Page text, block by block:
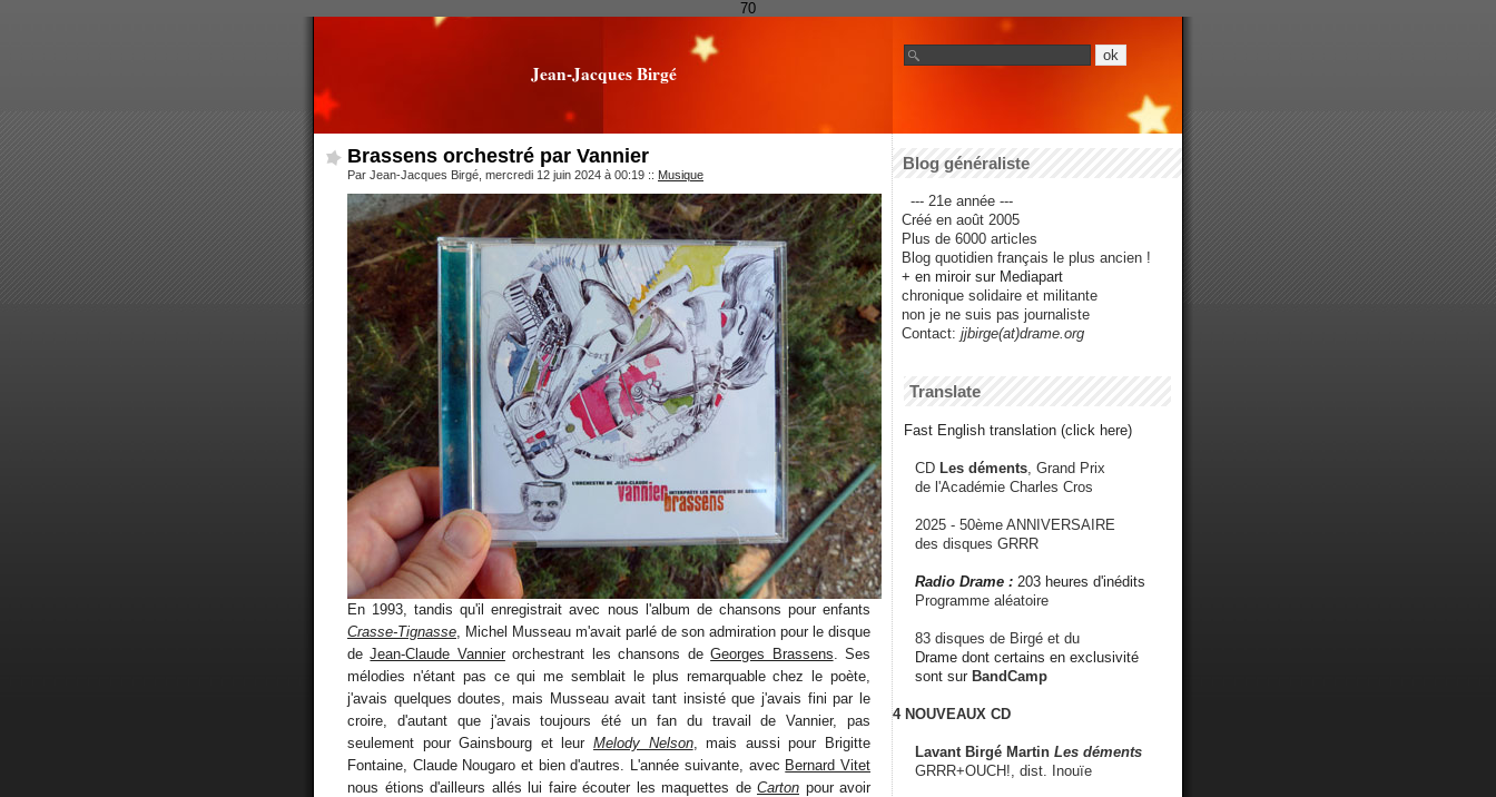
70
Jean-Jacques Birgé
Brassens orchestré par Vannier
Par Jean-Jacques Birgé, mercredi 12 juin 2024 à 00:19 :: Musique
En 1993, tandis qu'il enregistrait avec nous l'album de chansons pour enfants
Crasse-Tignasse , Michel Musseau m'avait parlé de son admiration pour le disque
deJean-Claude Vannierorchestrant les chansons deGeorges Brassens . Ses
mélodies n'étant pas ce qui me semblait le plus remarquable chez le poète,
j'avais quelques doutes, mais Musseau avait tant insisté que j'avais fini par le
croire, d'autant que j'avais toujours été un fan du travail de Vannier, pas
seulement pour Gainsbourg et leur Melody Nelson, mais aussi pour Brigitte
Fontaine, Claude Nougaro et bien d'autres. L'année suivante, avec Bernard Vitet
nous étions d'ailleurs allés lui faire écouter les maquettes de Carton pour avoir
Blog généraliste
--- 21e année ---
Créé en août 2005
Plus de 6000 articles
Blog quotidien français le plus ancien !
+ en miroir sur Mediapart
chronique solidaire et militante
non je ne suis pas journaliste
Contact: jjbirge(at)drame.org
Translate
Fast English translation (click here)
CD Les déments , Grand Prix
de l'Académie Charles Cros
2025 - 50ème ANNIVERSAIRE
des disques GRRR
Radio Drame : 203 heures d'inédits
Programme aléatoire
83 disques de Birgé et du
Drame dont certains en exclusivité
sont sur BandCamp
4 NOUVEAUX CD
Lavant Birgé Martin Les déments
GRRR+OUCH!, dist. Inouïe